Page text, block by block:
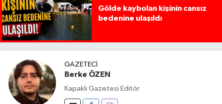
Gölde kaybolan kişinin cansız
bedenine ulaşıldı
GAZETECI
Berke ÖZEN
Kapaklı Gazetesi Editör